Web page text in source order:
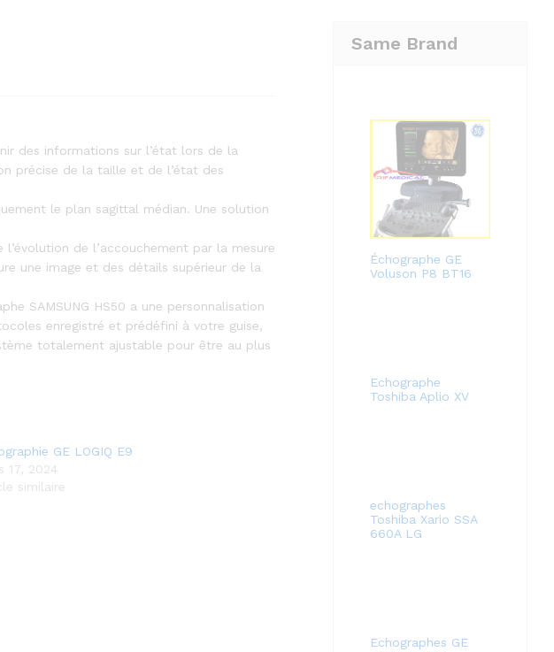
des informations sur l’état lors de la
précise de la taille et de l’état des
le plan sagittal médian. Une solution
de l’accouchement par la mesure
une image et des détails supérieur de la
SAMSUNG HS50 a une personnalisation
enregistré et prédéfini à votre guise,
totalement ajustable pour être au plus
GE LOGIQ E9
17, 2024
similaire
Same Brand
Échographe GE
Voluson P8 BT16
Echographe
Toshiba Aplio XV
echographes
Toshiba Xario SSA
660A LG
Echographes GE